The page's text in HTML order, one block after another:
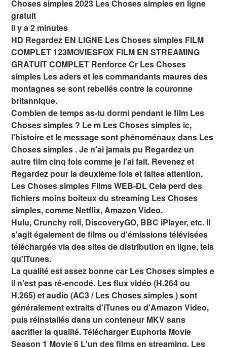
Choses simples 2023 Les Choses simples en ligne
gratuit
Il y a 2 minutes
HD Regardez EN LIGNE Les Choses simples FILM
COMPLET 123MOVIESFOX FILM EN STREAMING
GRATUIT COMPLET Renforce Cr Les Choses
simples Les aders et les commandants maures des
montagnes se sont rebellés contre la couronne
britannique.
Combien de temps as-tu dormi pendant le film Les
Choses simples ? Le m Les Choses simples ic,
l'histoire et le message sont phénoménaux dans Les
Choses simples . Je n'ai jamais pu Regardez un
autre film cinq fois comme je l'ai fait. Revenez et
Regardez pour la deuxième fois et faites attention.
Les Choses simples Films WEB-DL Cela perd des
fichiers moins boiteux du streaming Les Choses
simples, comme Netflix, Amazon Video.
Hulu, Crunchy roll, DiscoveryGO, BBC iPlayer, etc. Il
s'agit également de films ou d'émissions télévisées
téléchargés via des sites de distribution en ligne, tels
qu'iTunes.
La qualité est assez bonne car Les Choses simples e
il n'est pas ré-encodé. Les flux vidéo (H.264 ou
H.265) et audio (AC3 / Les Choses simples ) sont
généralement extraits d'iTunes ou d'Amazon Video,
puis réinstallés dans un conteneur MKV sans
sacrifier la qualité. Télécharger Euphoria Movie
Season 1 Movie 6 L'un des films en streaming. Les